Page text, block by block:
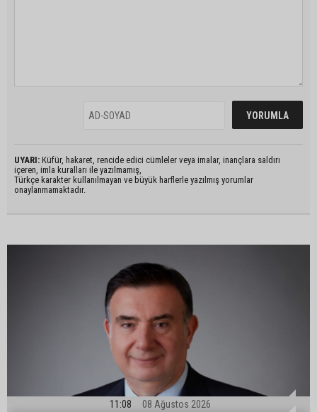
UYARI: Küfür, hakaret, rencide edici cümleler veya imalar, inançlara saldırı
içeren, imla kuralları ile yazılmamış,
Türkçe karakter kullanılmayan ve büyük harflerle yazılmış yorumlar
onaylanmamaktadır.
11:08 08 Ağustos 2026